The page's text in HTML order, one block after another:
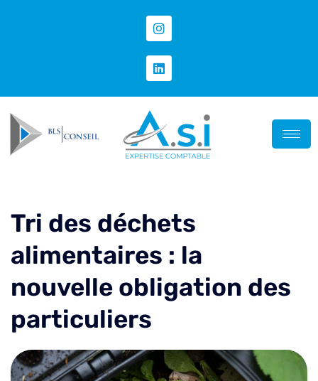
Tri des déchets
alimentaires : la
nouvelle obligation des
particuliers